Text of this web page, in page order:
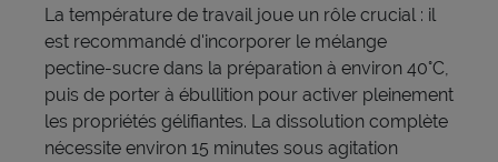
La température de travail joue un rôle crucial : il
est recommandé d'incorporer le mélange
pectine-sucre dans la préparation à environ 40°C,
puis de porter à ébullition pour activer pleinement
les propriétés gélifiantes. La dissolution complète
nécessite environ 15 minutes sous agitation